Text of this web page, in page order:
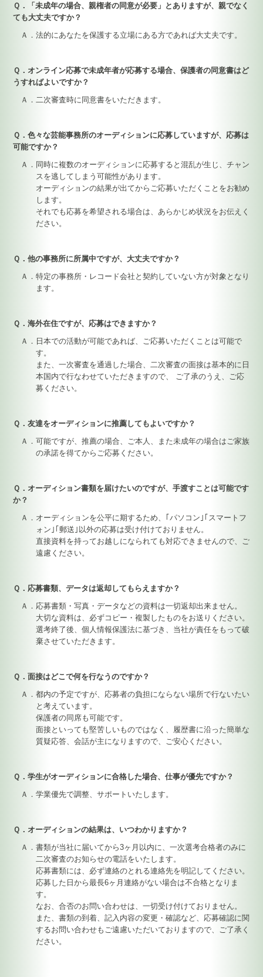
Ｑ．「未成年の場合、親権者の同意が必要」とありますが、親でなく
ても大丈夫ですか？
Ａ．法的にあなたを保護する立場にある方であれば大丈夫です。
Ｑ．オンライン応募で未成年者が応募する場合、保護者の同意書はど
うすればよいですか？
Ａ．二次審査時に同意書をいただきます。
Ｑ．色々な芸能事務所のオーディションに応募していますが、応募は
可能ですか？
Ａ．同時に複数のオーディションに応募すると混乱が生じ、チャン
スを逃してしまう可能性があります。
オーディションの結果が出てからご応募いただくことをお勧め
します。
それでも応募を希望される場合は、あらかじめ状況をお伝えく
ださい。
Ｑ．他の事務所に所属中ですが、大丈夫ですか？
Ａ．特定の事務所・レコード会社と契約していない方が対象となり
ます。
Ｑ．海外在住ですが、応募はできますか？
Ａ．日本での活動が可能であれば、ご応募いただくことは可能で
す。
また、一次審査を通過した場合、二次審査の面接は基本的に日
本国内で行なわせていただきますので、 ご了承のうえ、ご応
募ください。
Ｑ．友達をオーディションに推薦してもよいですか？
Ａ．可能ですが、推薦の場合、ご本人、また未成年の場合はご家族
の承諾を得てからご応募ください。
Ｑ．オーディション書類を届けたいのですが、手渡すことは可能です
か？
Ａ．オーディションを公平に期するため、｢パソコン｣｢スマートフ
ォン｣｢郵送｣以外の応募は受け付けておりません。
直接資料を持ってお越しになられても対応できませんので、ご
遠慮ください。
Ｑ．応募書類、データは返却してもらえますか？
Ａ．応募書類・写真・データなどの資料は一切返却出来ません。
大切な資料は、必ずコピー・複製したものをお送りください。
選考終了後、個人情報保護法に基づき、当社が責任をもって破
棄させていただきます。
Ｑ．面接はどこで何を行なうのですか？
Ａ．都内の予定ですが、応募者の負担にならない場所で行ないたい
と考えています。
保護者の同席も可能です。
面接といっても堅苦しいものではなく、履歴書に沿った簡単な
質疑応答、会話が主になりますので、ご安心ください。
Ｑ．学生がオーディションに合格した場合、仕事が優先ですか？
Ａ．学業優先で調整、サポートいたします。
Ｑ．オーディションの結果は、いつわかりますか？
Ａ．書類が当社に届いてから3ヶ月以内に、一次選考合格者のみに
二次審査のお知らせの電話をいたします。
応募書類には、必ず連絡のとれる連絡先を明記してください。
応募した日から最長6ヶ月連絡がない場合は不合格となりま
す。
なお、合否のお問い合わせは、一切受け付けておりません。
また、書類の到着、記入内容の変更・確認など、応募確認に関
するお問い合わせもご遠慮いただいておりますので、ご了承く
ださい。